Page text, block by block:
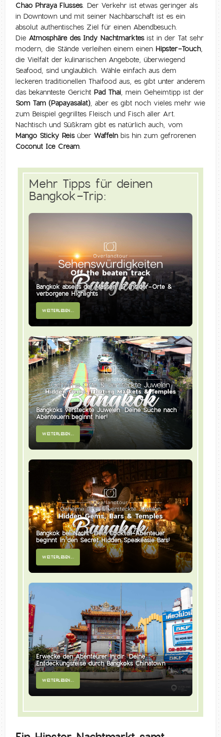
Chao Phraya Flusses. Der Verkehr ist etwas geringer als
in Downtown und mit seiner Nachbarschaft ist es ein
absolut authentisches Ziel für einen Abendbesuch.
Die Atmosphäre des Indy Nachtmarktesist in der Tat sehr
modern, die Stände verleihen einem einen Hipster-Touch,
die Vielfalt der kulinarischen Angebote, überwiegend
Seafood, sind unglaublich. Wähle einfach aus dem
leckeren traditionellen Thaifood aus, es gibt unter anderem
das bekannteste Gericht Pad Thai, mein Geheimtipp ist der
Som Tam (Papayasalat), aber es gibt noch vieles mehr wie
zum Beispiel gegrilltes Fleisch und Fisch aller Art.
Nachtisch und Süßkram gibt es natürlich auch, vom
Mango Sticky Reisüber Waffelnbis hin zum gefrorenen
Coconut Ice Cream.
Mehr Tipps für deinen
Bangkok-Trip:
Bangkok abseits der Massen: 17 Insider-Orte &
verborgene Highlights
WEITERLESEN...
Bangkoks versteckte Juwelen: Deine Suche nach
Abenteuern beginnt hier!
WEITERLESEN...
Bangkok bei Nacht: Dein Cocktail-Abenteuer
beginnt in den Secret Hidden Speakeasie Bars!
WEITERLESEN...
Erwecke den Abenteurer in dir: Deine
Entdeckungsreise durch Bangkoks Chinatown
WEITERLESEN...